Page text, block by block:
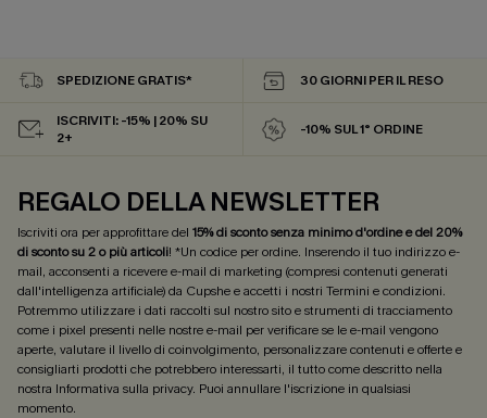
SPEDIZIONE GRATIS* 30 GIORNI PER IL RESO
ISCRIVITI: -15% | 20% SU
2+
-10% SUL 1° ORDINE
REGALO DELLA NEWSLETTER
Iscriviti ora per approfittare del 15% di sconto senza minimo d'ordine e del 20%
di sconto su 2 o più articoli! *Un codice per ordine. Inserendo il tuo indirizzo e-
mail, acconsenti a ricevere e-mail di marketing (compresi contenuti generati
dall'intelligenza artificiale) da Cupshe e accetti i nostri Termini e condizioni.
Potremmo utilizzare i dati raccolti sul nostro sito e strumenti di tracciamento
come i pixel presenti nelle nostre e-mail per verificare se le e-mail vengono
aperte, valutare il livello di coinvolgimento, personalizzare contenuti e offerte e
consigliarti prodotti che potrebbero interessarti, il tutto come descritto nella
nostra Informativa sulla privacy. Puoi annullare l'iscrizione in qualsiasi
momento.